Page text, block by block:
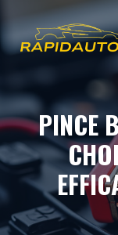
contenu
PINCE